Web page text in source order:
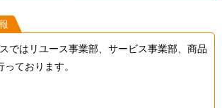
ではリユース事業部、サービス事業部、商品
ております。